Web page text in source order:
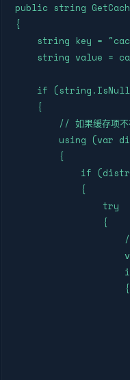
public string
{
string key =
string value =
if
    {
// 如果缓存项不
using (var
        {
if
            {
                try
                {
                    {